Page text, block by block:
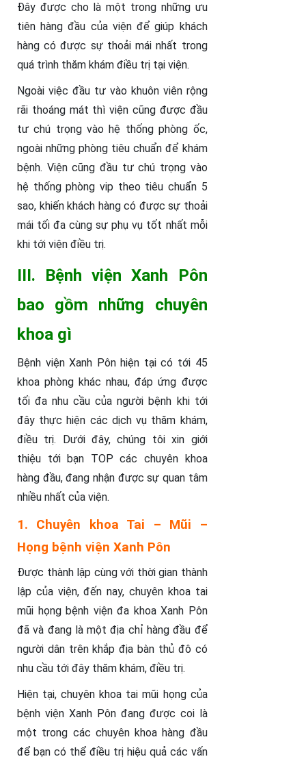
Đây được cho là một trong những ưu
tiên hàng đầu của viện để giúp khách
hàng có được sự thoải mái nhất trong
quá trình thăm khám điều trị tại viện.
Ngoài việc đầu tư vào khuôn viên rộng
rãi thoáng mát thì viện cũng được đầu
tư chú trọng vào hệ thống phòng ốc,
ngoài những phòng tiêu chuẩn để khám
bệnh. Viện cũng đầu tư chú trọng vào
hệ thống phòng vip theo tiêu chuẩn 5
sao, khiến khách hàng có được sự thoải
mái tối đa cùng sự phụ vụ tốt nhất mỗi
khi tới viện điều trị.
III. Bệnh viện Xanh Pôn
bao gồm những chuyên
khoa gì
Bệnh viện Xanh Pôn hiện tại có tới 45
khoa phòng khác nhau, đáp ứng được
tối đa nhu cầu của người bệnh khi tới
đây thực hiện các dịch vụ thăm khám,
điều trị. Dưới đây, chúng tôi xin giới
thiệu tới bạn TOP các chuyên khoa
hàng đầu, đang nhận được sự quan tâm
nhiều nhất của viện.
1. Chuyên khoa Tai – Mũi –
Họng bệnh viện Xanh Pôn
Được thành lập cùng với thời gian thành
lập của viện, đến nay, chuyên khoa tai
mũi họng bệnh viện đa khoa Xanh Pôn
đã và đang là một địa chỉ hàng đầu để
người dân trên khắp địa bàn thủ đô có
nhu cầu tới đây thăm khám, điều trị.
Hiện tại, chuyên khoa tai mũi họng của
bệnh viện Xanh Pôn đang được coi là
một trong các chuyên khoa hàng đầu
để bạn có thể điều trị hiệu quả các vấn